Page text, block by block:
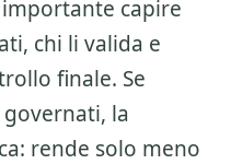
capire
chi li valida e
finale. Se
la
rende solo meno